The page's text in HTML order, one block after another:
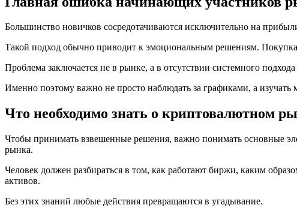
Большинство новичков сосредотачиваются исключительно на
Такой подход обычно приводит к эмоциональным решениям.
Проблема заключается не в рынке, а в отсутствии системного
Именно поэтому важно не просто наблюдать за графиками, а
Что необходимо знать о криптовалютном
Чтобы принимать взвешенные решения, важно понимать основные
рынка.
Человек должен разбираться в том, как работают биржи, каким
активов.
Без этих знаний любые действия превращаются в угадывание.